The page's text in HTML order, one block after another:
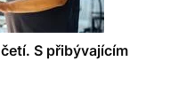
S přibývajícím